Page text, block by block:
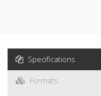
Specifications
Formats